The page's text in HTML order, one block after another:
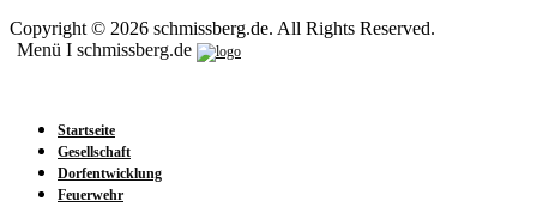
Copyright © 2026 schmissberg.de. All Rights Reserved.
Menü I schmissberg.de
Startseite
Gesellschaft
Dorfentwicklung
Feuerwehr